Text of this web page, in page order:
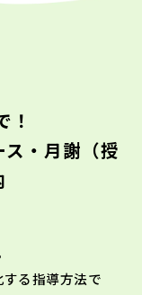
！
・月謝（授
る指導方法で